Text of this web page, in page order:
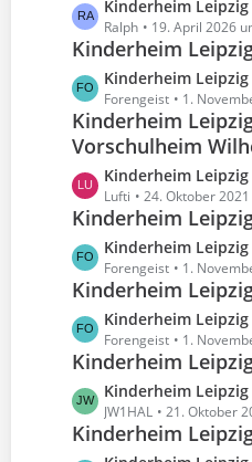
g
e
i
r
ä
g
e
e
B
e
i
r
ä
g
e
L
e
t
z
t
e
B
e
i
r
ä
g
e
Kinderheim
Ralph 19. April 2026
Kinderheim
L
e
t
z
e
B
e
i
r
ä
g
e
Kinderheim
Forengeist 1.
Kinderheim
Vorschulheim
L
e
t
z
t
e
e
i
t
r
ä
g
Kinderheim Leipzig
Lufti 24. Oktober
Kinderheim
L
e
t
z
t
e
e
i
t
Kinderheim
Forengeist 1.
Kinderheim
L
e
t
z
t
e
Kinderheim
Forengeist 1.
Kinderheim
L
e
t
z
Kinderheim
JW1HAL 21. Oktober
Kinderheim